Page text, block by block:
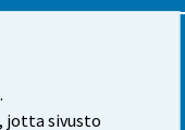
jotta sivusto